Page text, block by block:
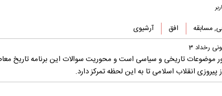
مسابقه افق آرشیوی
رخداد 3
موضوعات تاریخی و سیاسی است و محوریت سوالات این برنامه تاریخ
انقلاب اسلامی تا به این لحظه تمرکز دارد.